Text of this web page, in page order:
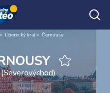
Liberecký kraj Černousy
ČERNOUSY